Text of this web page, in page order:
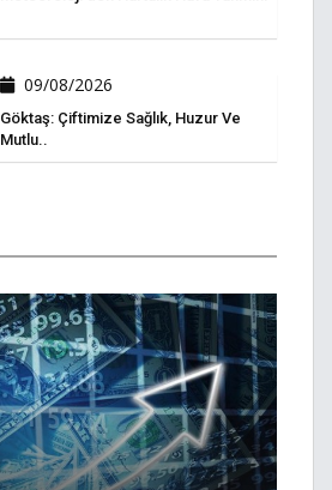
09/08/2026
Göktaş: Çiftimize Sağlık, Huzur Ve
Mutlu..